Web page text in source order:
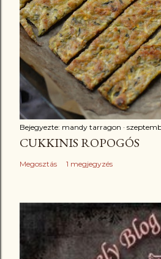
Bejegyezte: mandy tarragon
CUKKINIS ROPOGÓS
Megosztás 1 megjegyzés